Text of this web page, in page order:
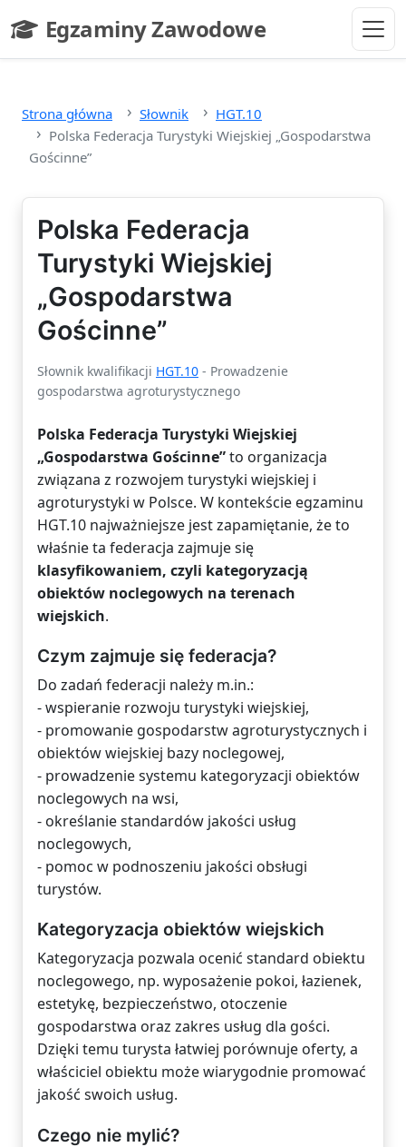
Egzaminy Zawodowe
- strona główna
Strona główna Słownik
HGT.10
Polska Federacja Turystyki Wiejskiej „Gospodarstwa
Gościnne”
Polska Federacja
Turystyki Wiejskiej
„Gospodarstwa
Gościnne”
Słownik kwalifikacji HGT.10 - Prowadzenie
gospodarstwa agroturystycznego
Polska Federacja Turystyki Wiejskiej
„Gospodarstwa Gościnne”to organizacja
związana z rozwojem turystyki wiejskiej i
agroturystyki w Polsce. W kontekście egzaminu
HGT.10 najważniejsze jest zapamiętanie, że to
właśnie ta federacja zajmuje się
klasyfikowaniem, czyli kategoryzacją
obiektów noclegowych na terenach
wiejskich.
Czym zajmuje się federacja?
Do zadań federacji należy m.in.:
- wspieranie rozwoju turystyki wiejskiej,
- promowanie gospodarstw agroturystycznych i
obiektów wiejskiej bazy noclegowej,
- prowadzenie systemu kategoryzacji obiektów
noclegowych na wsi,
- określanie standardów jakości usług
noclegowych,
- pomoc w podnoszeniu jakości obsługi
turystów.
Kategoryzacja obiektów wiejskich
Kategoryzacja pozwala ocenić standard obiektu
noclegowego, np. wyposażenie pokoi, łazienek,
estetykę, bezpieczeństwo, otoczenie
gospodarstwa oraz zakres usług dla gości.
Dzięki temu turysta łatwiej porównuje oferty, a
właściciel obiektu może wiarygodnie promować
jakość swoich usług.
Czego nie mylić?